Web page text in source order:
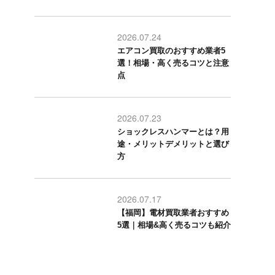
2026.07.24
エアコン買取のおすすめ業者5
選！相場・高く売るコツと注意
点
2026.07.23
ショックレスハンマーとは？用
途・メリットデメリットと選び
方
2026.07.17
【福岡】電材買取業者おすすめ
5選｜相場&高く売るコツも紹介